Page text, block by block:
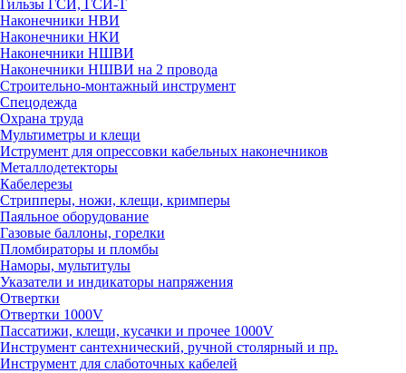
Гильзы ГСИ, ГСИ-Т
Наконечники НВИ
Наконечники НКИ
Наконечники НШВИ
Наконечники НШВИ на 2 провода
Строительно-монтажный инструмент
Спецодежда
Охрана труда
Мультиметры и клещи
Иструмент для опрессовки кабельных наконечников
Металлодетекторы
Кабелерезы
Стрипперы, ножи, клещи, кримперы
Паяльное оборудование
Газовые баллоны, горелки
Пломбираторы и пломбы
Наморы, мультитулы
Указатели и индикаторы напряжения
Отвертки
Отвертки 1000V
Пассатижи, клещи, кусачки и прочее 1000V
Инструмент сантехнический, ручной столярный и пр.
Инструмент для слаботочных кабелей